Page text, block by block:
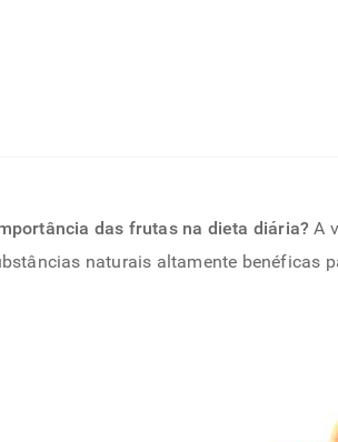
das frutas na dieta diária? A
naturais altamente benéficas